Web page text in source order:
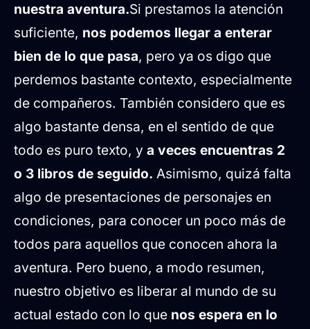
nuestra aventura.Si prestamos la atención
suficiente, nos podemos llegar a enterar
bien de lo que pasa, pero ya os digo que
perdemos bastante contexto, especialmente
de compañeros. También considero que es
algo bastante densa, en el sentido de que
todo es puro texto, y a veces encuentras 2
o 3 libros de seguido. Asimismo, quizá falta
algo de presentaciones de personajes en
condiciones, para conocer un poco más de
todos para aquellos que conocen ahora la
aventura. Pero bueno, a modo resumen,
nuestro objetivo es liberar al mundo de su
actual estado con lo que nos espera en lo